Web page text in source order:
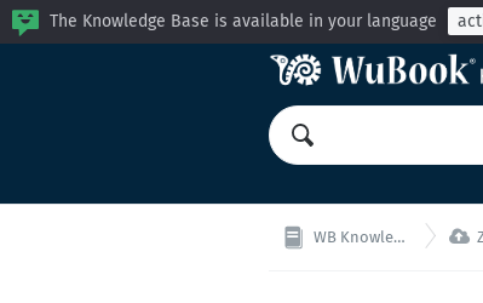
The Knowledge Base is available in your language
WB Knowledge Base 